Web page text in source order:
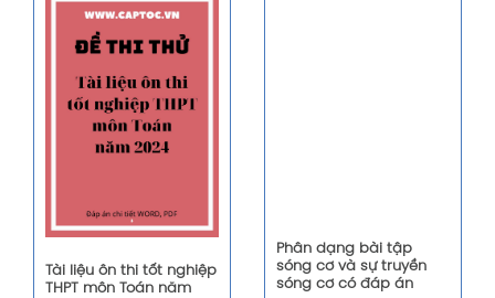
Tài liệu ôn thi tốt nghiệp
THPT môn Toán năm
Phân dạng bài tập
sóng cơ và sự truyền
sóng cơ có đáp án